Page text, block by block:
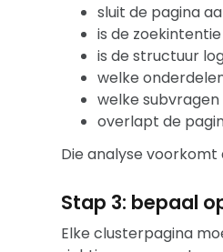
sluit de pagina
is de
is de structuur
welke
welke
overlapt de
Die analyse
Stap 3: bepaal
Elke clusterpagina